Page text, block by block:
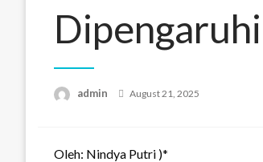
admin
Posted
August 21, 2025
Oleh: Nindya Putri )*